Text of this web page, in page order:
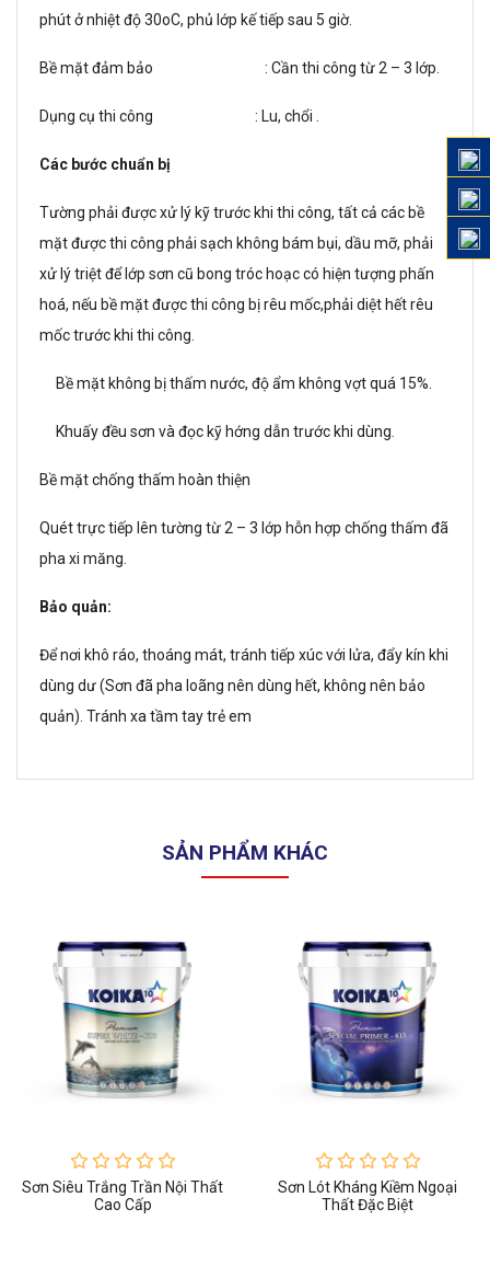
phút ở nhiệt độ 30oC, phủ lớp kế tiếp sau 5 giờ.
Bề mặt đảm bảo : Cần thi công từ 2 – 3 lớp.
Dụng cụ thi công : Lu, chổi .
Các b­ước chuẩn bị
Tư­ờng phải đư­ợc xử lý kỹ tr­ước khi thi công, tất cả các bề
mặt đ­ược thi công phải sạch không bám bụi, dầu mỡ, phải
xử lý triệt để lớp sơn cũ bong tróc hoạc có hiện t­ượng phấn
hoá, nếu bề mặt đư­ợc thi công bị rêu mốc,phải diệt hết rêu
mốc trư­ớc khi thi công.
Bề mặt không bị thấm nư­ớc, độ ẩm không v­ợt quá 15%.
Khuấy đều sơn và đọc kỹ h­ớng dẫn tr­ước khi dùng.
Bề mặt chống thấm hoàn thiện
Quét trực tiếp lên t­ường từ 2 – 3 lớp hỗn hợp chống thấm đã
pha xi măng.
Bảo quản:
Để nơi khô ráo, thoáng mát, tránh tiếp xúc với lửa, đẩy kín khi
dùng d­ư (Sơn đã pha loãng nên dùng hết, không nên bảo
quản). Tránh xa tầm tay trẻ em
SẢN PHẨM KHÁC
Sơn Siêu Trắng Trần Nội Thất
Cao Cấp
Sơn Lót Kháng Kiềm Ngoại
Thất Đặc Biệt